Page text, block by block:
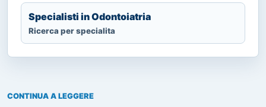
Specialisti in Odontoiatria
Ricerca per specialita
CONTINUA A LEGGERE